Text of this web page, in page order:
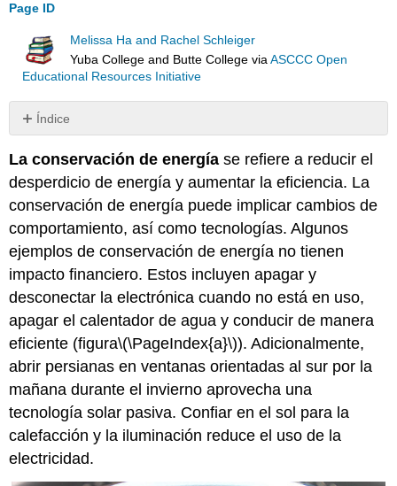
Page ID
Melissa Ha and Rachel Schleiger
Yuba College and Butte College viaASCCC Open
Educational Resources Initiative
Índice
La conservación de energía se refiere a reducir el
desperdicio de energía y aumentar la eficiencia. La
conservación de energía puede implicar cambios de
comportamiento, así como tecnologías. Algunos
ejemplos de conservación de energía no tienen
impacto financiero. Estos incluyen apagar y
desconectar la electrónica cuando no está en uso,
apagar el calentador de agua y conducir de manera
eficiente (figura\(\PageIndex{a}\)).Adicionalmente,
abrir persianas en ventanas orientadas al sur por la
mañana durante el invierno aprovecha una
tecnología solar pasiva. Confiar en el sol para la
calefacción y la iluminación reduce el uso de la
electricidad.